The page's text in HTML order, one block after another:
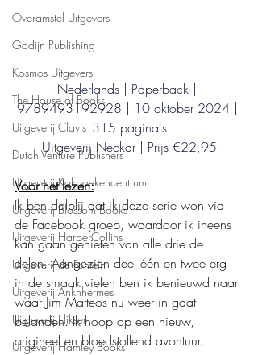
Overamstel Uitgevers
Godijn Publishing
Kosmos Uitgevers
The House of Books
Uitgeverij Clavis
Dutch Venture Publishers
Uitgeverij Kokboekencentrum
Uitgeverij Blossom Books
Uitgeverij HarperCollins
Uitgeverij de Fontein
Uitgeverij Ankhhermes
Uitgeverij Elikser
Uitgeverij Hamley Books
Nederlands | Paperback |
9789493192928 | 10 oktober 2024 |
315 pagina's
Uitgeverij Neckar | Prijs €22,95
Voor het lezen:
Ik ben dolblij dat ik deze serie won via
de Facebook groep, waardoor ik ineens
kan gaan genieten van alle drie de
delen. Aangezien deel één en twee erg
in de smaak vielen ben ik benieuwd naar
waar Jim Matteos nu weer in gaat
belanden. Ik hoop op een nieuw,
origineel en bloedstollend avontuur.